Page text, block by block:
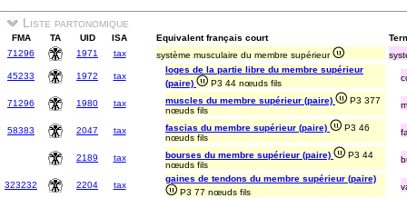
Liste partonomique
FMA TA UID ISA Equivalent français court
71296
1971 tax système musculaire du membre supérieur
45233 1972 tax
loges de la partie libre du membre supérieur
(paire)
P3 44 nœuds fils
71296 1980 tax muscles du membre supérieur (paire)
P3 377
nœuds fils
58383 2047 tax fascias du membre supérieur (paire)
P3 46
nœuds fils
2189 tax bourses du membre supérieur (paire)
P3 44
nœuds fils
323232 2204 tax
gaines de tendons du membre supérieur (paire)
P3 77 nœuds fils